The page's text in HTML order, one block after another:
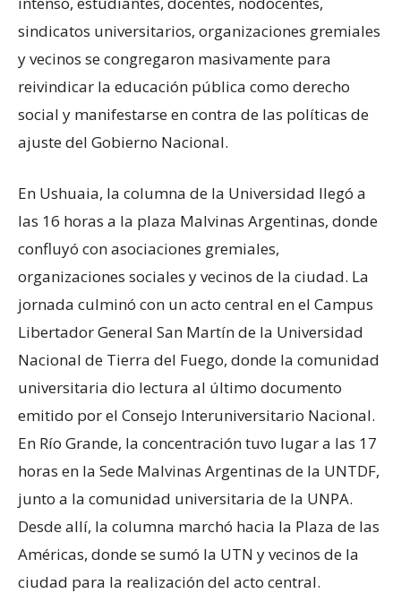
sindicatos universitarios, organizaciones gremiales
y vecinos se congregaron masivamente para
reivindicar la educación pública como derecho
social y manifestarse en contra de las políticas de
ajuste del Gobierno Nacional.
En Ushuaia, la columna de la Universidad llegó a
las 16 horas a la plaza Malvinas Argentinas, donde
confluyó con asociaciones gremiales,
organizaciones sociales y vecinos de la ciudad. La
jornada culminó con un acto central en el Campus
Libertador General San Martín de la Universidad
Nacional de Tierra del Fuego, donde la comunidad
universitaria dio lectura al último documento
emitido por el Consejo Interuniversitario Nacional.
En Río Grande, la concentración tuvo lugar a las 17
horas en la Sede Malvinas Argentinas de la UNTDF,
junto a la comunidad universitaria de la UNPA.
Desde allí, la columna marchó hacia la Plaza de las
Américas, donde se sumó la UTN y vecinos de la
ciudad para la realización del acto central.